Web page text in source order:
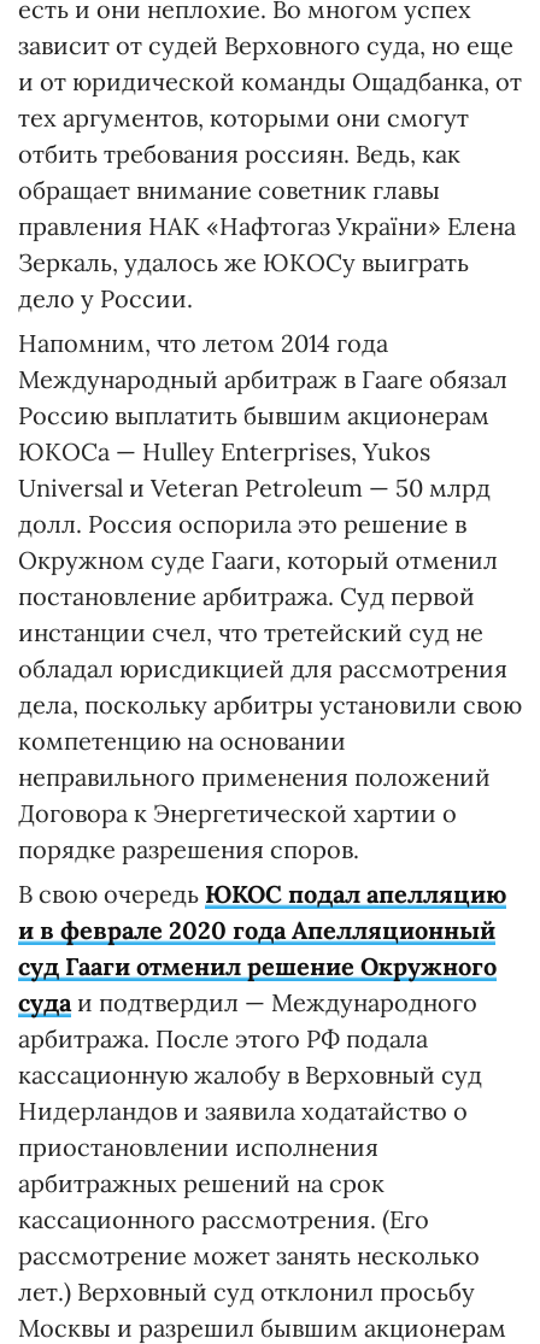
есть и они неплохие. Во многом успех
зависит от судей Верховного суда, но еще
и от юридической команды Ощадбанка, от
тех аргументов, которыми они смогут
отбить требования россиян. Ведь, как
обращает внимание советник главы
правления НАК «Нафтогаз України» Елена
Зеркаль, удалось же ЮКОСу выиграть
дело у России.
Напомним, что летом 2014 года
Международный арбитраж в Гааге обязал
Россию выплатить бывшим акционерам
ЮКОСа — Hulley Enterprises, Yukos
Universal и Veteran Petroleum — 50 млрд
долл. Россия оспорила это решение в
Окружном суде Гааги, который отменил
постановление арбитража. Суд первой
инстанции счел, что третейский суд не
обладал юрисдикцией для рассмотрения
дела, поскольку арбитры установили свою
компетенцию на основании
неправильного применения положений
Договора к Энергетической хартии о
порядке разрешения споров.
В свою очередь ЮКОС подал апелляцию
и в феврале 2020 года Апелляционный
суд Гааги отменил решение Окружного
суда и подтвердил — Международного
арбитража. После этого РФ подала
кассационную жалобу в Верховный суд
Нидерландов и заявила ходатайство о
приостановлении исполнения
арбитражных решений на срок
кассационного рассмотрения. (Его
рассмотрение может занять несколько
лет.) Верховный суд отклонил просьбу
Москвы и разрешил бывшим акционерам